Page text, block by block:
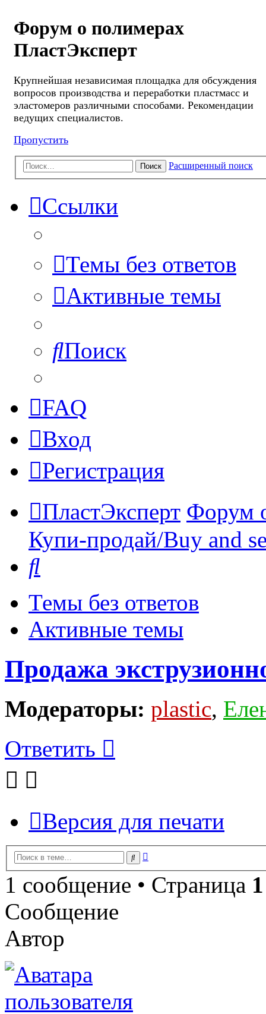
Форум о полимерах
ПластЭксперт
Крупнейшая независимая площадка для обсуждения
вопросов производства и переработки пластмасс и
эластомеров различными способами. Рекомендации
ведущих специалистов.
Пропустить
Поиск Расширенный поиск
Ссылки
Темы без ответов
Активные темы
Поиск
FAQ
Вход
Регистрация
ПластЭксперт Форум
Купи-продай/Buy and
Темы без ответов
Активные темы
Продажа
Модераторы: plastic,
Ответить
Версия для печати
Поиск
1 сообщение • Страница 1
Сообщение
Автор